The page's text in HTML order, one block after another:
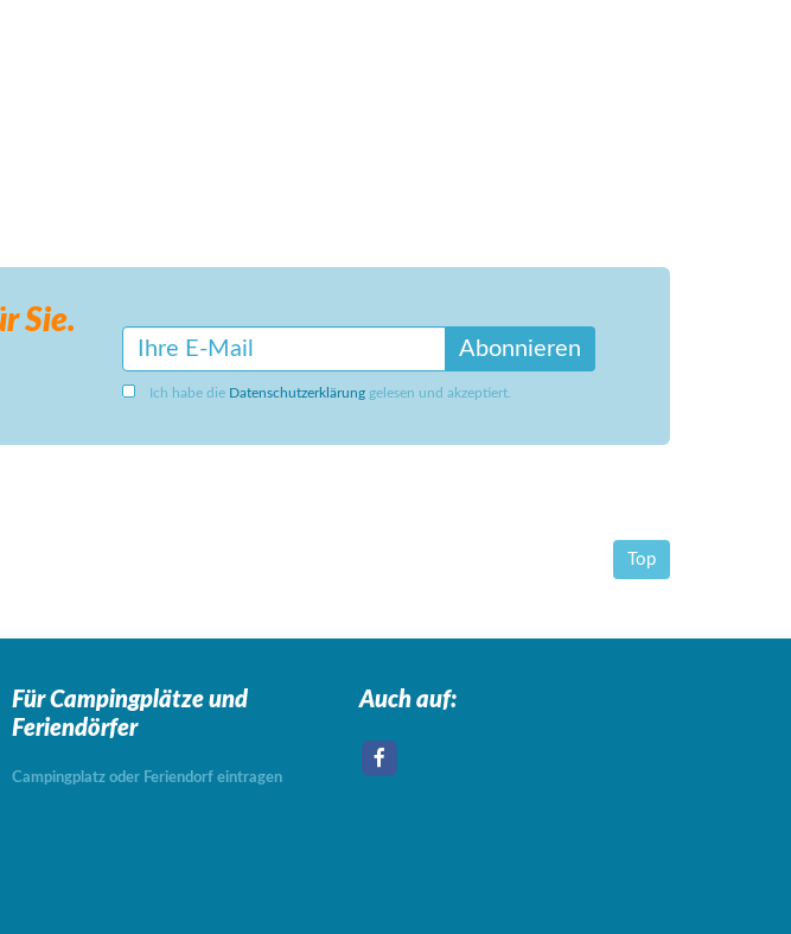
Sie.
Abonnieren
Ich habe die Datenschutzerklärunggelesen und akzeptiert.
Top
Für Campingplätze und
Feriendörfer
Campingplatz oder Feriendorf eintragen
Auch auf: